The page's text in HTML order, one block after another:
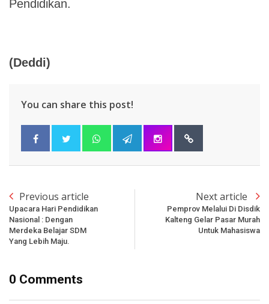
Pendidikan.
(Deddi)
You can share this post!
Previous article
Upacara Hari Pendidikan
Nasional : Dengan
Merdeka Belajar SDM
Yang Lebih Maju.
Next article
Pemprov Melalui Di Disdik
Kalteng Gelar Pasar Murah
Untuk Mahasiswa
0 Comments